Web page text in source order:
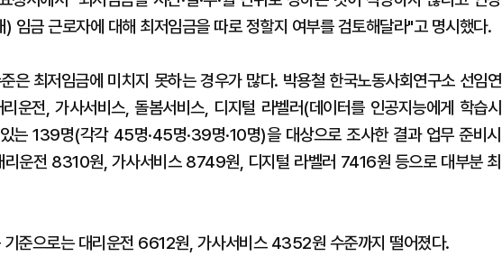
임금 근로자에 대해 최저임금을 따로 정할지 여부를 검토해달라"고 명시했다.
은 최저임금에 미치지 못하는 경우가 많다. 박용철 한국노동사회연구소 선임연
운전, 가사서비스, 돌봄서비스, 디지털 라벨러(데이터를 인공지능에게 학습시
는 139명(각각 45명·45명·39명·10명)을 대상으로 조사한 결과 업무 준비시
리운전 8310원, 가사서비스 8749원, 디지털 라벨러 7416원 등으로 대부분 최
기준으로는 대리운전 6612원, 가사서비스 4352원 수준까지 떨어졌다.